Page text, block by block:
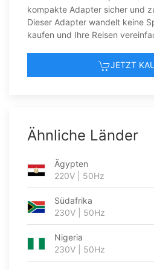
kompakte Adapter sicher und
Dieser Adapter wandelt keine
kaufen und Ihre Reisen
JETZT
Ähnliche Länder
Ägypten
220V | 50Hz
Südafrika
230V | 50Hz
Nigeria
230V | 50Hz